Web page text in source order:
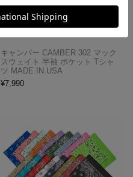
キャンバー CAMBER 302 マック
スウェイト 半袖 ポケット Tシャ
ツ MADE IN USA
¥7,990